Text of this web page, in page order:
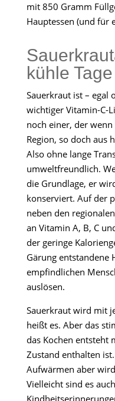
mit 850 Gramm
Hauptessen (und für
kühle Tage
Sauerkraut ist – egal
wichtiger Vitamin-C-
noch einer, der
Region, so doch aus
Also ohne lange
umweltfreundlich.
die Grundlage, er
konserviert. Auf der
neben den
an Vitamin A, B, C
der geringe
Gärung entstandene
empfindlichen
auslösen.
Sauerkraut wird mit
heißt es. Aber das
das Kochen entsteht
Zustand enthalten
Aufwärmen aber
Vielleicht sind es